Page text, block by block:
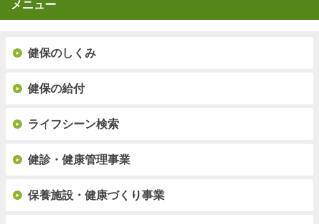
メニュー
健保のしくみ
健保の給付
ライフシーン検索
健診・健康管理事業
保養施設・健康づくり事業